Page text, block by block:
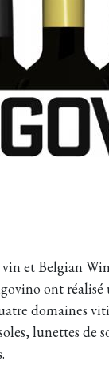
et Belgian
ont réalisé
domaines
lunettes de